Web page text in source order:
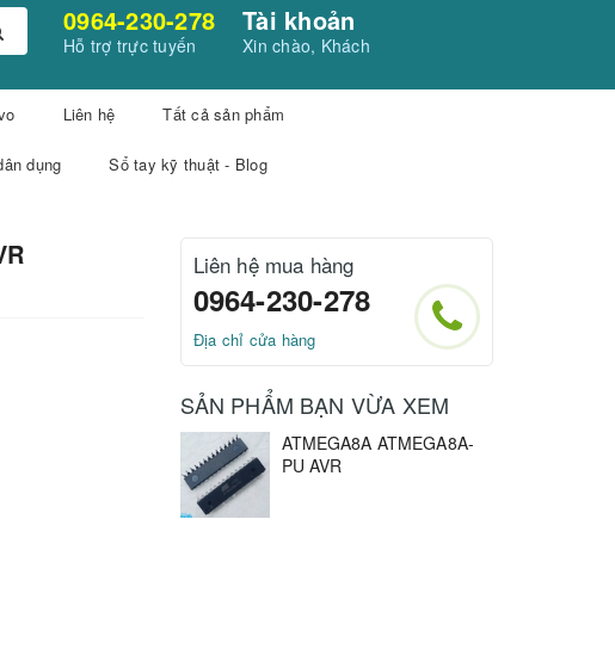
0964-230-278
Hỗ trợ trực tuyến
Tài khoản
Xin chào, Khách
Liên hệ Tất cả sản phẩm
dụng Sổ tay kỹ thuật - Blog
Liên hệ mua hàng
0964-230-278
Địa chỉ cửa hàng
SẢN PHẨM BẠN VỪA XEM
ATMEGA8A ATMEGA8A-
PU AVR